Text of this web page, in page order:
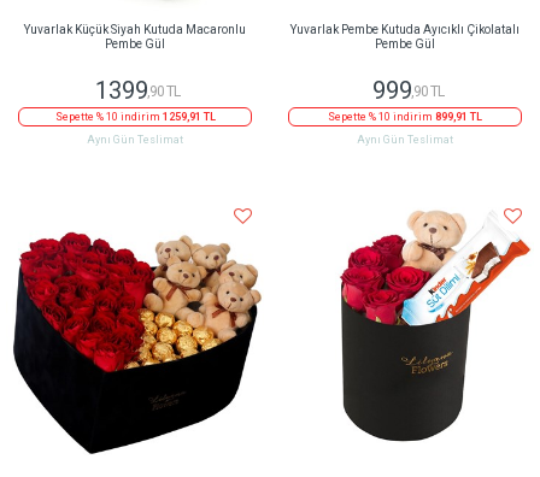
Yuvarlak Küçük Siyah Kutuda Macaronlu
Pembe Gül
1399,90 TL
Sepette % 10 indirim 1259,91 TL
Aynı Gün Teslimat
Yuvarlak Pembe Kutuda Ayıcıklı Çikolatalı
Pembe Gül
999,90 TL
Sepette % 10 indirim 899,91 TL
Aynı Gün Teslimat